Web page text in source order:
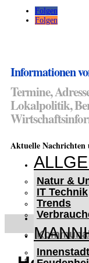
Folgen
Folgen
Informationen
Termine,
Lokalpolitik,
Aktuelle Nachrichten
Natur &
IT Technik
Trends
< UKRAINE >
Czernowitz